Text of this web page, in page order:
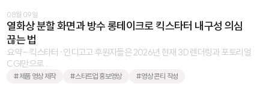
08월 09일
열화상 분할 화면과 방수 롱테이크로 킥스타터 내구성 의심
끊는 법
요약 - 킥스타터·인디고고 후원자들은 2026년 현재 3D 렌더링과 포토리얼
CGI만으로 ...
#제품 영상 제작 #스타트업 홍보영상 #영상 콘티 작성